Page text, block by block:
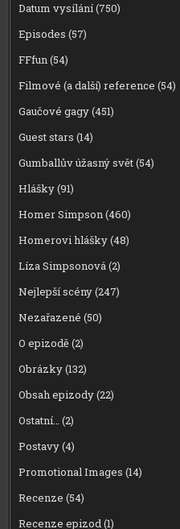
Datum vysílání(750)
Episodes (57)
FFfun(54)
Filmové (a další) reference (54)
Gaučové gagy(451)
Guest stars (14)
Gumballův úžasný svět(54)
Hlášky(91)
Homer Simpson(460)
Homerovi hlášky(48)
Líza Simpsonová(2)
Nejlepší scény(247)
Nezařazené (50)
O epizodě(2)
Obrázky(132)
Obsah epizody(22)
Ostatní… (2)
Postavy(4)
Promotional Images (14)
Recenze (54)
Recenze epizod(1)